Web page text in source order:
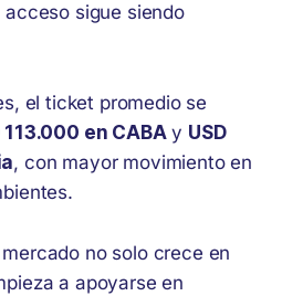
sigue siendo
el ticket promedio se
113.000 en CABAy USD
, con mayor movimiento en
no solo crece en
a apoyarse en